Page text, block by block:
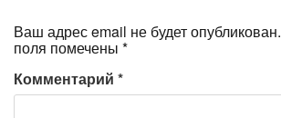
Ваш адрес email не будет опубликован.
поля помечены *
Комментарий *